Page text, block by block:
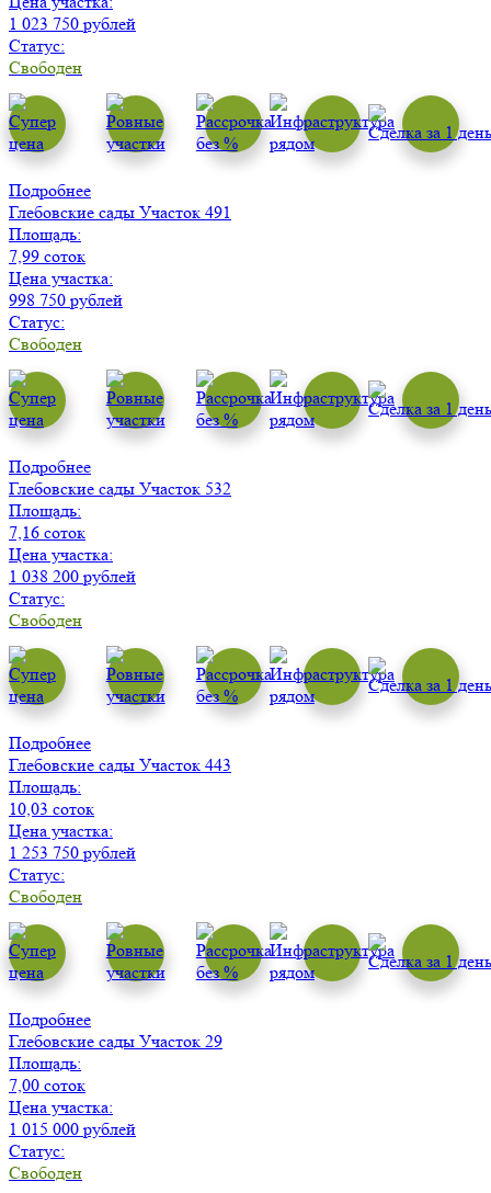
1 023 750 рублей
Статус:
Свободен
Подробнее
Глебовские сады Участок 491
Площадь:
7,99 соток
Цена участка:
998 750 рублей
Статус:
Свободен
Подробнее
Глебовские сады Участок 532
Площадь:
7,16 соток
Цена участка:
1 038 200 рублей
Статус:
Свободен
Подробнее
Глебовские сады Участок 443
Площадь:
10,03 соток
Цена участка:
1 253 750 рублей
Статус:
Свободен
Подробнее
Глебовские сады Участок 29
Площадь:
7,00 соток
Цена участка:
1 015 000 рублей
Статус:
Свободен